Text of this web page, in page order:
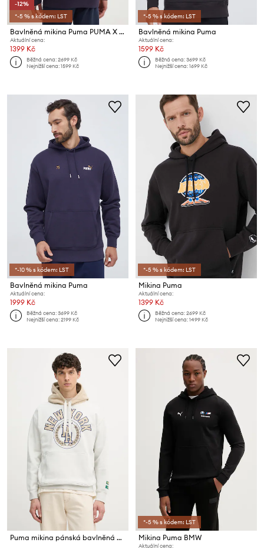
-12%
*-5 % s kódem: LST
Bavlněná mikina Puma PUMA X STAPLE
Aktuální cena:
1399 Kč
Běžná cena:2699 Kč
Nejnižší cena:1599 Kč
*-5 % s kódem: LST
Bavlněná mikina Puma
Aktuální cena:
1599 Kč
Běžná cena:3699 Kč
Nejnižší cena:1699 Kč
*-10 % s kódem: LST
Bavlněná mikina Puma
Aktuální cena:
1999 Kč
Běžná cena:3699 Kč
Nejnižší cena:2199 Kč
*-5 % s kódem: LST
Mikina Puma
Aktuální cena:
1399 Kč
Běžná cena:2699 Kč
Nejnižší cena:1499 Kč
Puma mikina pánská bavlněná PUMA x RHUIGI Hoodie
*-5 % s kódem: LST
Mikina Puma BMW
Aktuální cena: